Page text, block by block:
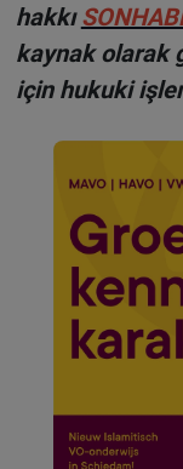
hakkı
kaynak olarak
için hukuki